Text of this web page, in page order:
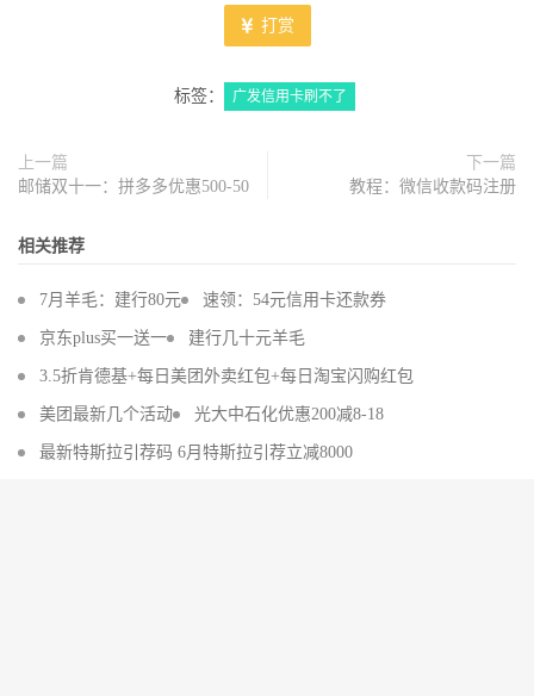
打赏
标签： 广发信用卡刷不了
上一篇
邮储双十一：拼多多优惠500-50
下一篇
教程：微信收款码注册
相关推荐
7月羊毛：建行80元 速领：54元信用卡还款券
京东plus买一送一 建行几十元羊毛
3.5折肯德基+每日美团外卖红包+每日淘宝闪购红包
美团最新几个活动 光大中石化优惠200减8-18
最新特斯拉引荐码 6月特斯拉引荐立减8000